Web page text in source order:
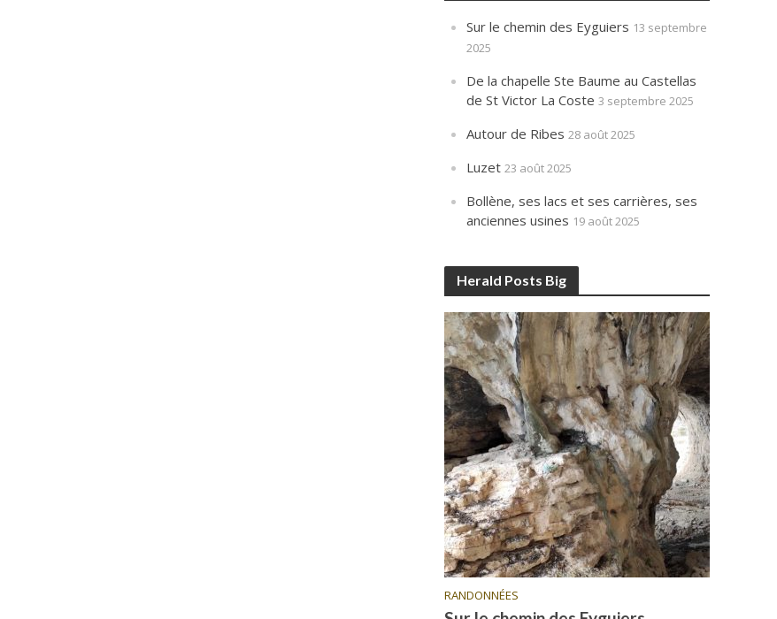
Sur le chemin des Eyguiers 13 septembre
2025
De la chapelle Ste Baume au Castellas
de St Victor La Coste 3 septembre 2025
Autour de Ribes 28 août 2025
Luzet 23 août 2025
Bollène, ses lacs et ses carrières, ses
anciennes usines 19 août 2025
Herald Posts Big
RANDONNÉES